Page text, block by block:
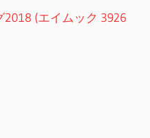
(エイムック 3926